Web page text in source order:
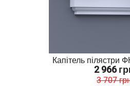
Капітель пілястри
2 966
3 707